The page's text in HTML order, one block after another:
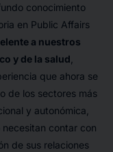
conocimiento
en Public Affairs
a nuestros
y de la salud
que ahora se
de los sectores más
y autonómica,
contar con
de sus relaciones